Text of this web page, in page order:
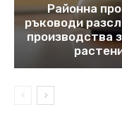
Районна
ръководи
производства